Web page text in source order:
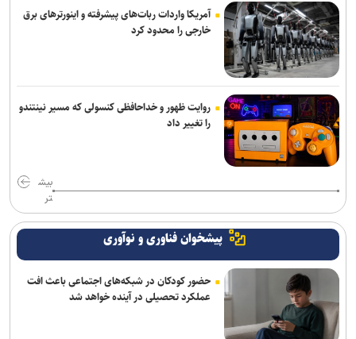
آمریکا واردات ربات‌های پیشرفته و اینورترهای برق
خارجی را محدود کرد
روایت ظهور و خداحافظی کنسولی که مسیر نینتندو
را تغییر داد
بیش
تر
پیشخوان فناوری و نوآوری
حضور کودکان در شبکه‌های اجتماعی باعث افت
عملکرد تحصیلی در آینده خواهد شد